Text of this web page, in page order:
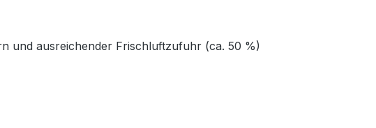
und ausreichender Frischluftzufuhr (ca. 50 %)